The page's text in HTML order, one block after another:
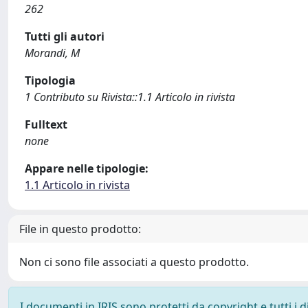
262
Tutti gli autori
Morandi, M
Tipologia
1 Contributo su Rivista::1.1 Articolo in rivista
Fulltext
none
Appare nelle tipologie:
1.1 Articolo in rivista
File in questo prodotto:
Non ci sono file associati a questo prodotto.